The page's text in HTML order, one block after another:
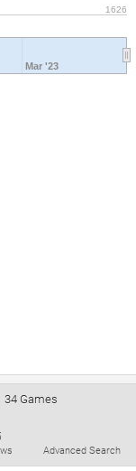
Mar '23
1626
34 Games
Advanced Search